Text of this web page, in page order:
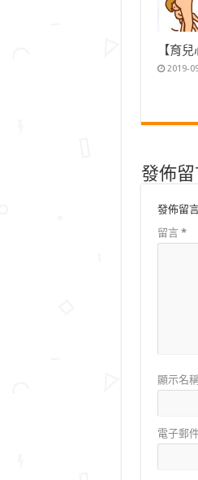
【育
2019-
發佈留
發佈留
留言 *
顯示名
電子郵